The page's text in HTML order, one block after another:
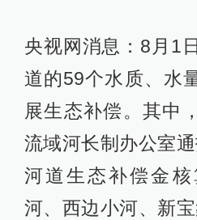
央视网消息：8月1
道的59个水质、水
展生态补偿。其中
流域河长制办公室
河道生态补偿金
河、西边小河、新